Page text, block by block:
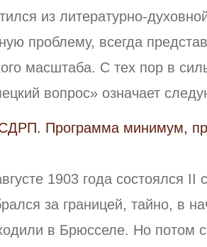
из литературно-
проблему, всегда
масштаба. С тех пор в
вопрос» означает
Программа минимум,
1903 года состоялся
за границей, тайно, в
в Брюсселе. Но потом